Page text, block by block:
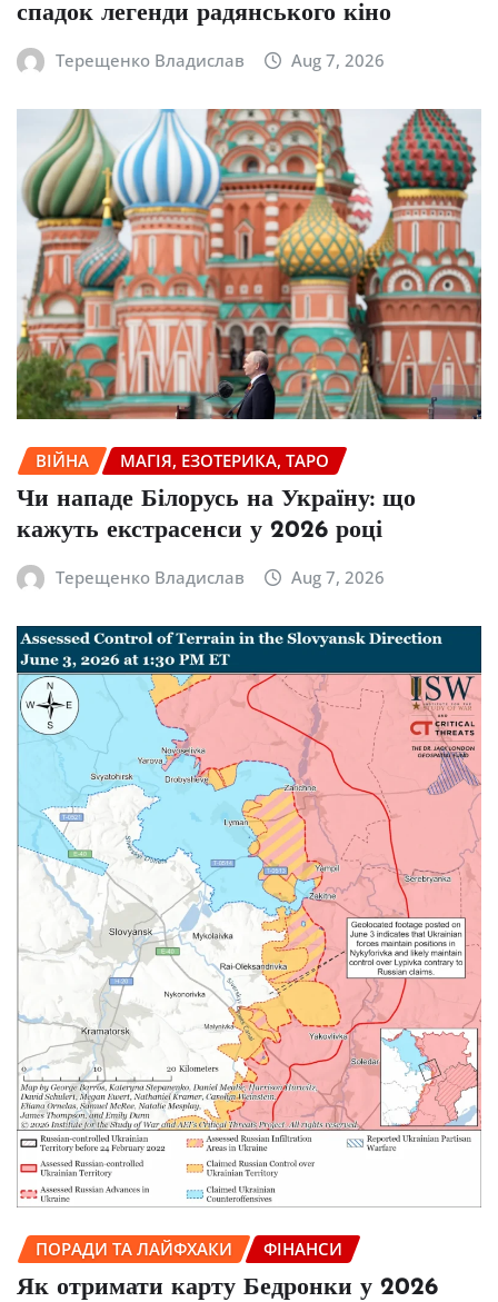
спадок легенди радянського кіно
Терещенко Владислав Aug 7, 2026
ВІЙНА МАГІЯ, ЕЗОТЕРИКА, ТАРО
Чи нападе Білорусь на Україну: що
кажуть екстрасенси у 2026 році
Терещенко Владислав Aug 7, 2026
ПОРАДИ ТА ЛАЙФХАКИ ФІНАНСИ
Як отримати карту Бедронки у 2026